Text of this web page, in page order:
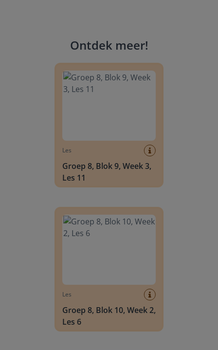
Ontdek meer!
Les
Groep 8, Blok 9, Week 3,
Les 11
Les
Groep 8, Blok 10, Week 2,
Les 6